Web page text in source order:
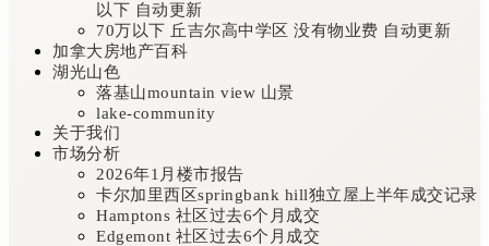
以下 自动更新
70万以下 丘吉尔高中学区 没有物业费 自动更新
加拿大房地产百科
湖光山色
落基山mountain view 山景
lake-community
关于我们
市场分析
2026年1月楼市报告
卡尔加里西区springbank hill独立屋上半年成交记录
Hamptons 社区过去6个月成交
Edgemont 社区过去6个月成交